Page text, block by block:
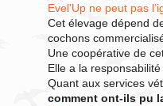
Evel'Up ne peut pas
Cet élevage dépend
cochons
Une coopérative de
Elle a la responsabilité
Quant aux services
comment ont-ils pu